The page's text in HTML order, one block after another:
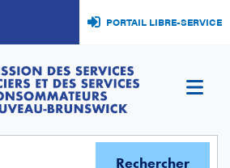
PORTAIL LIBRE-SERVICE